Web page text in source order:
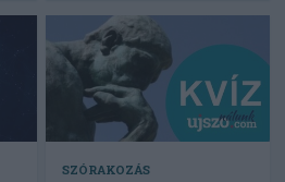
SZÓRAKOZÁS